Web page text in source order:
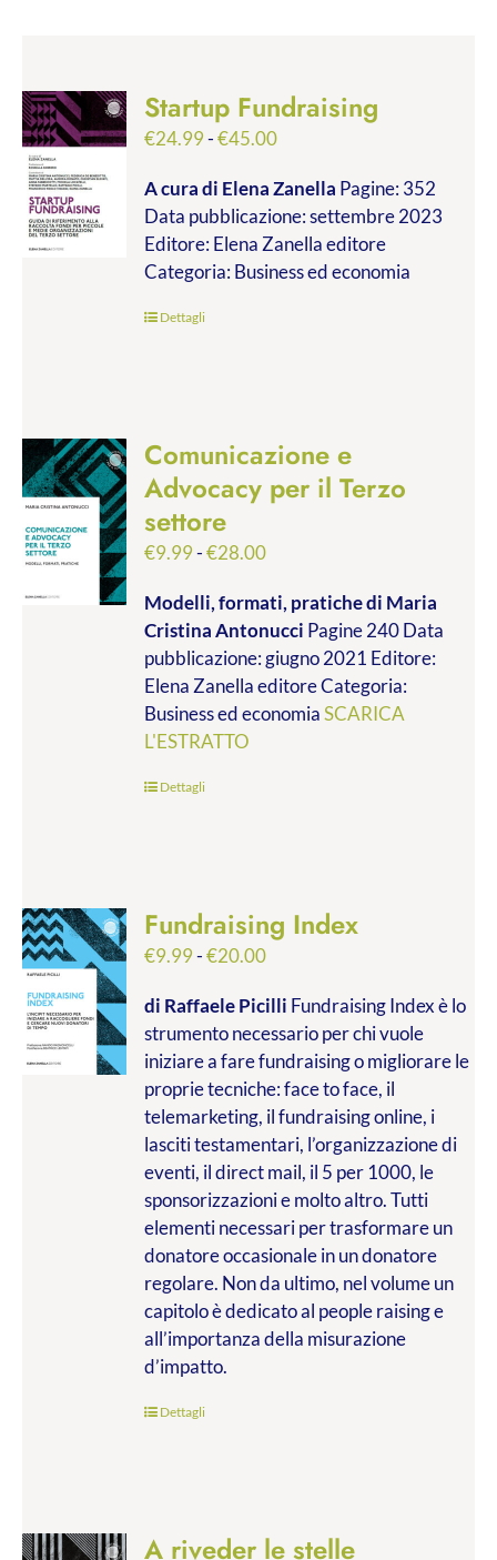
Startup Fundraising
€24.99-€45.00Fascia
prezzo:
da
€24.99
a
A cura di Elena Zanella Pagine: 352
Data pubblicazione: settembre 2023
Editore: Elena Zanella editore
Categoria: Business ed economia
Dettagli
Comunicazione e
Advocacy per il Terzo
settore
€9.99-€28.00Fascia
prezzo:
da
€9.99
a
€28.00
Modelli, formati, pratichedi Maria
Cristina Antonucci Pagine 240 Data
pubblicazione: giugno 2021 Editore:
Elena Zanella editore Categoria:
Business ed economiaSCARICA
L'ESTRATTO
Dettagli
Fundraising Index
€9.99-€20.00Fascia
prezzo:
da
€9.99
a
€20.00
di Raffaele Picilli Fundraising Index è lo
strumento necessario per chi vuole
iniziare a fare fundraising o migliorare le
proprie tecniche: face to face, il
telemarketing, il fundraising online, i
lasciti testamentari, l’organizzazione di
eventi, il direct mail, il 5 per 1000, le
sponsorizzazioni e molto altro. Tutti
elementi necessari per trasformare un
donatore occasionale in un donatore
regolare. Non da ultimo, nel volume un
capitolo è dedicato al people raising e
all’importanza della misurazione
d’impatto.
Dettagli
A riveder le stelle